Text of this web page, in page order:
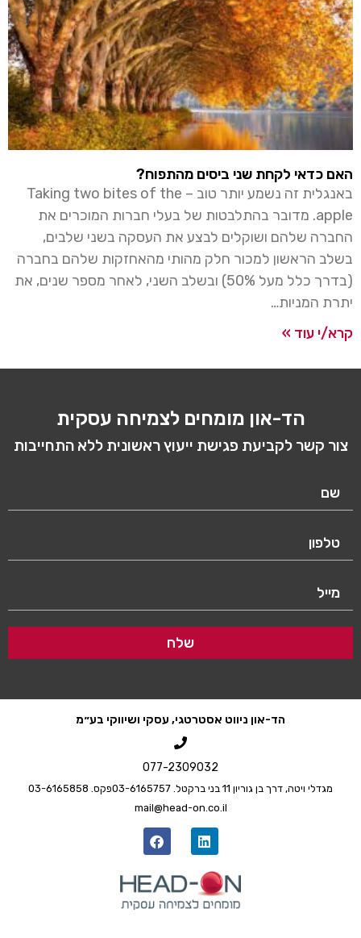
האם כדאי לקחת שני ביסים מהתפוח?
באנגלית זה נשמע יותר טוב – Taking two bites of the
apple. מדובר בהתלבטות של בעלי חברות המוכרים את
החברה שלהם ושוקלים לבצע את העסקה בשני שלבים,
בשלב הראשון למכור חלק מהותי מהאחזקות שלהם בחברה
(בדרך כלל מעל 50%) ובשלב השני, לאחר מספר שנים, את
יתרת המניות…
קרא/י עוד »
הד-און מומחים לצמיחה עסקית
צור קשר לקביעת פגישת ייעוץ ראשונית ללא התחייבות
שלח
הד-און ניווט אסטרטגי, עסקי ושיווקי בע״מ
077-2309032
מגדלי ויטה, דרך בן גוריון 11 בני ברק טל. 03-6165757
פקס. 03-6165858
mail@head-on.co.il